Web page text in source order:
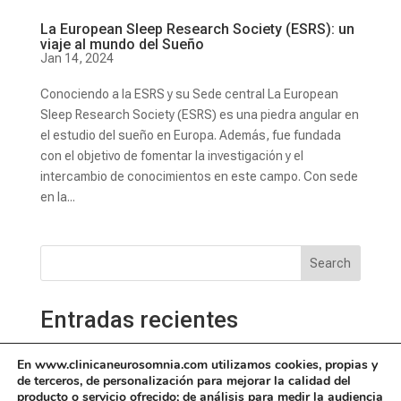
La European Sleep Research Society (ESRS): un
viaje al mundo del Sueño
Jan 14, 2024
Conociendo a la ESRS y su Sede central La European
Sleep Research Society (ESRS) es una piedra angular en
el estudio del sueño en Europa. Además, fue fundada
con el objetivo de fomentar la investigación y el
intercambio de conocimientos en este campo. Con sede
en la...
Search
Entradas recientes
un insomnio?
¿QUE HAY DEBAJO DE MI INSOMNIO?
En www.clinicaneurosomnia.com utilizamos cookies, propias y
de terceros, de personalización para mejorar la calidad del
producto o servicio ofrecido; de análisis para medir la audiencia